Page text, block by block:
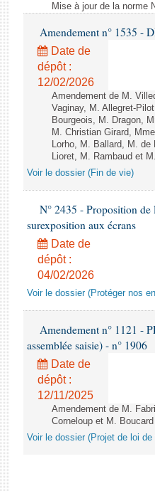
Mise à jour de la norme
Amendement n° 1535 -
Date de
dépôt :
12/02/2026
Amendement de M.
Vaginay, M. Allegret-
Bourgeois, M. Dragon,
M. Christian Girard,
Lorho, M. Ballard, M.
Lioret, M. Rambaud et
Voir le dossier (Fin de vie)
N° 2435 - Proposition
surexposition aux écrans
Date de
dépôt :
04/02/2026
Voir le dossier (Protéger nos
Amendement n° 1121 -
assemblée saisie) - n° 1906
Date de
dépôt :
12/11/2025
Amendement de M.
Corneloup et M.
Voir le dossier (Projet de loi